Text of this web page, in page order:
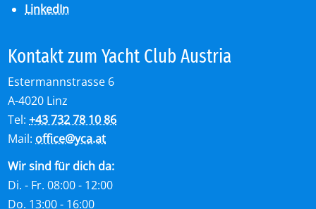
LinkedIn
Kon­takt zum Yacht Club Aus­tria
Estermannstrasse 6
A-4020 Linz
Tel:+43 732 78 10 86
Mail: office@yca.at
Wir sind für dich da:
Di. - Fr. 08:00 - 12:00
Do. 13:00 - 16:00